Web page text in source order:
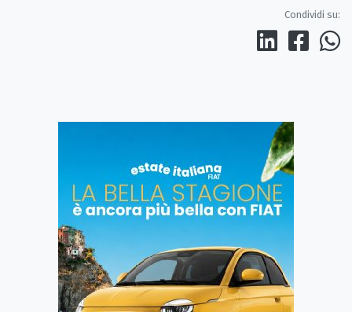
Condividi su: